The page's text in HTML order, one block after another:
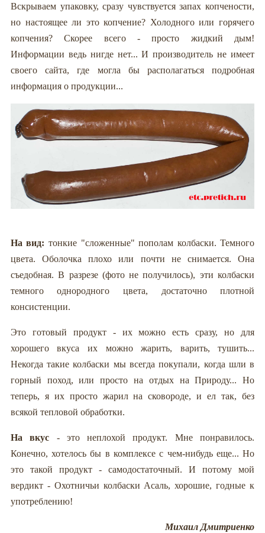
Вскрываем упаковку, сразу чувствуется запах копчености,
но настоящее ли это копчение? Холодного или горячего
копчения? Скорее всего - просто жидкий дым!
Информации ведь нигде нет... И производитель не имеет
своего сайта, где могла бы располагаться подробная
информация о продукции...
На вид: тонкие "сложенные" пополам колбаски. Темного
цвета. Оболочка плохо или почти не снимается. Она
съедобная. В разрезе (фото не получилось), эти колбаски
темного однородного цвета, достаточно плотной
консистенции.
Это готовый продукт - их можно есть сразу, но для
хорошего вкуса их можно жарить, варить, тушить...
Некогда такие колбаски мы всегда покупали, когда шли в
горный поход, или просто на отдых на Природу... Но
теперь, я их просто жарил на сковороде, и ел так, без
всякой тепловой обработки.
На вкус - это неплохой продукт. Мне понравилось.
Конечно, хотелось бы в комплексе с чем-нибудь еще... Но
это такой продукт - самодостаточный. И потому мой
вердикт - Охотничьи колбаски Асаль, хорошие, годные к
употреблению!
Михаил Дмитриенко